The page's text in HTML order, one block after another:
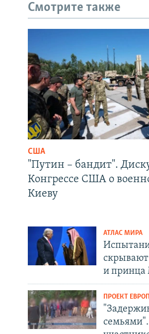
Смотрите также
США
"Путин – бандит".
Конгрессе США о
Киеву
АТЛАС МИРА
и
ПРОЕКТ